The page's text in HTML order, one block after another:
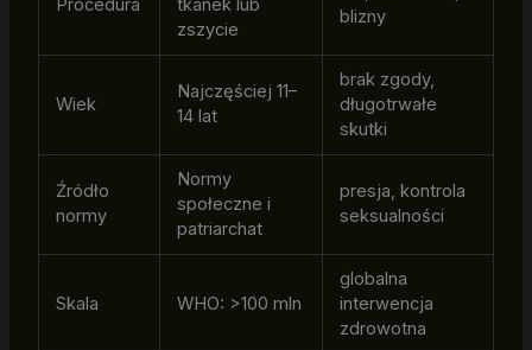
Procedura
tkanek lub
zszycie
blizny
Wiek
Najczęściej 11–
14 lat
brak zgody,
długotrwałe
skutki
Źródło
normy
Normy
społeczne i
patriarchat
presja, kontrola
seksualności
Skala WHO: >100 mln
globalna
interwencja
zdrowotna